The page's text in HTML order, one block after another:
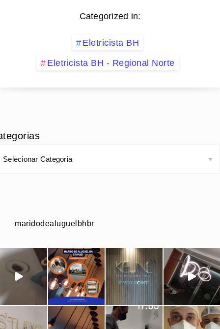
Categorized in:
Eletricista BH
Eletricista BH - Regional Norte
maridodealuguelbhbr